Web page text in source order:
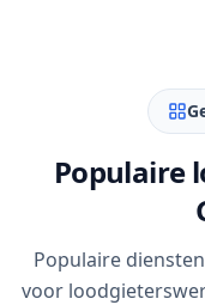
Populaire
Populaire
voor